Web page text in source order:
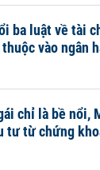
ba luật về tài
vào ngân
chỉ là bề nổi,
tư từ chứng